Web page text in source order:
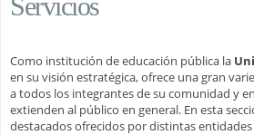
Como institución de educación pública la
en su visión estratégica, ofrece una gran
a todos los integrantes de su comunidad y
extienden al público en general. En esta
destacados ofrecidos por distintas entidades